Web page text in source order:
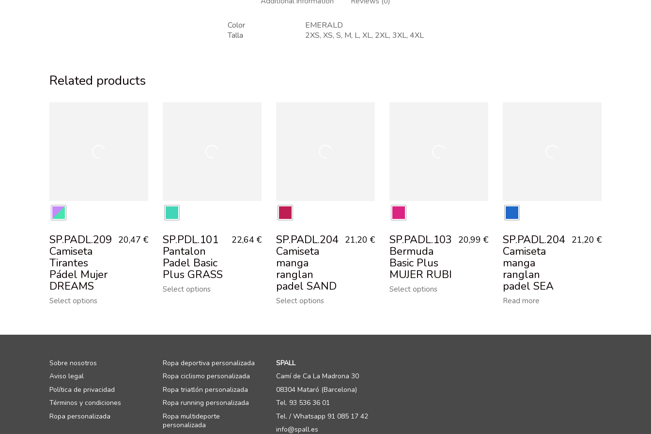
Color
EMERALD
Talla
2XS, XS, S, M, L, XL, 2XL, 3XL, 4XL
Related products
SP.PADL.209
Camiseta
Tirantes
Pádel Mujer
DREAMS
Select options
20,47 €
SP.PDL.101
Pantalon
Padel Basic
Plus GRASS
Select options
22,64 €
SP.PADL.204
Camiseta
manga
ranglan
padel SAND
Select options
21,20 €
SP.PADL.103
Bermuda
Basic Plus
MUJER RUBI
Select options
20,99 €
SP.PADL.204
Camiseta
manga
ranglan
padel SEA
Read more
21,20 €
Sobre nosotros
Aviso legal
Política de privacidad
Términos y condiciones
Ropa personalizada
Ropa deportiva personalizada
Ropa ciclismo personalizada
Ropa triatlón personalizada
Ropa running personalizada
Ropa multideporte
personalizada
SPALL
Camí de Ca La Madrona 30
08304 Mataró (Barcelona)
Tel. 93 536 36 01
Tel. / Whatsapp 91 085 17 42
info@spall.es